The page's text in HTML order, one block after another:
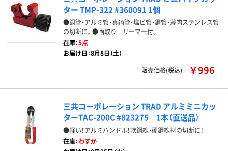
ター TMP-322 #360091 1個
●銅管・アルミ管・真鍮管・塩ビ管・鋼管・薄肉ステンレス管
の切断に。●画取り リーマー付。
在庫：5点
お届け日：8月8日（土）
販売価格(税込)
￥996
三共コーポレーション TRAD アルミミニカッ
ターTAC-200C #823275 1本（直送品）
●軽い！アルミハンドル！軟鋼線・硬鋼線材の切断に！
在庫：わずか